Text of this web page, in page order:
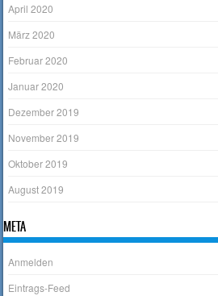
April 2020
März 2020
Februar 2020
Januar 2020
Dezember 2019
November 2019
Oktober 2019
August 2019
META
Anmelden
Eintrags-Feed